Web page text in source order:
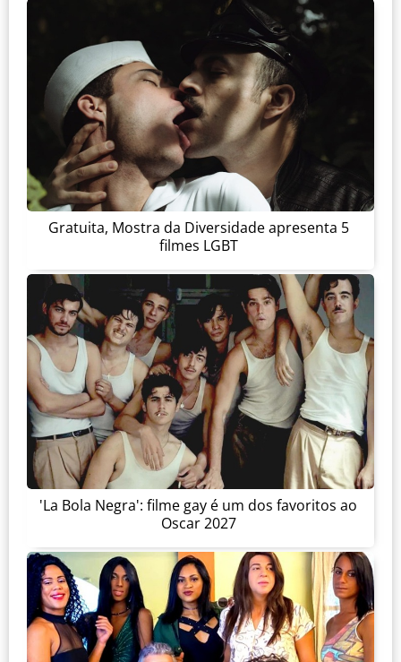
Gratuita, Mostra da Diversidade apresenta 5
filmes LGBT
'La Bola Negra': filme gay é um dos favoritos ao
Oscar 2027